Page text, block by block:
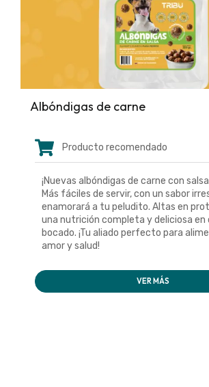
Albóndigas de carne
Producto recomendado
¡Nuevas albóndigas de carne con
Más fáciles de servir, con un sabor
enamorará a tu peludito. Altas en
una nutrición completa y deliciosa en
bocado. ¡Tu aliado perfecto para
amor y salud!
VER MÁS